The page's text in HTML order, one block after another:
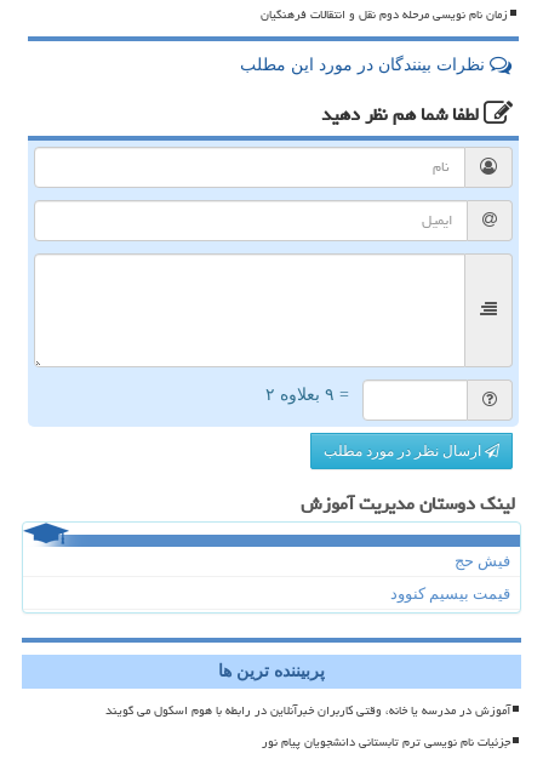
زمان نام نویسی مرحله دوم نقل و انتقالات فرهنگیان
نظرات بینندگان در مورد این مطلب
لطفا شما همنظر دهید
= ۹ بعلاوه ۲
ارسال نظر در مورد مطلب
لینک دوستان مدیریت آموزش
فیش حج
قیمت بیسیم کنوود
پربیننده ترین ها
آموزش در مدرسه یا خانه، وقتی کاربران خبرآنلاین در رابطه با هوم اسکول می گویند
جزئیات نام نویسی ترم تابستانی دانشجویان پیام نور